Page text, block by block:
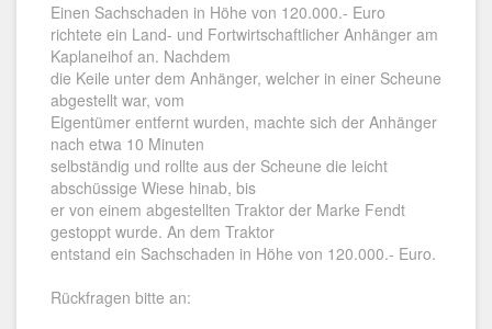
Einen Sachschaden in Höhe von 120.000.- Euro
richtete ein Land- und Fortwirtschaftlicher Anhänger am
Kaplaneihof an. Nachdem
die Keile unter dem Anhänger, welcher in einer Scheune
abgestellt war, vom
Eigentümer entfernt wurden, machte sich der Anhänger
nach etwa 10 Minuten
selbständig und rollte aus der Scheune die leicht
abschüssige Wiese hinab, bis
er von einem abgestellten Traktor der Marke Fendt
gestoppt wurde. An dem Traktor
entstand ein Sachschaden in Höhe von 120.000.- Euro.
Rückfragen bitte an: